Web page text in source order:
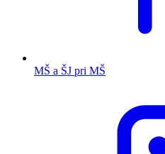
MŠ a ŠJ pri MŠ